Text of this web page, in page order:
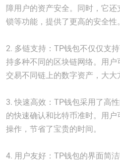
障用户的资产安全。同时，它
锁等功能，提供了更高的安全性。
2. 多链支持：TP钱包不仅仅支
持多种不同的区块链网络。用
交易不同链上的数字资产，大大
3. 快速高效：TP钱包采用了高
的快速确认和比特币准时。用
操作，节省了宝贵的时间。
4. 用户友好：TP钱包的界面简